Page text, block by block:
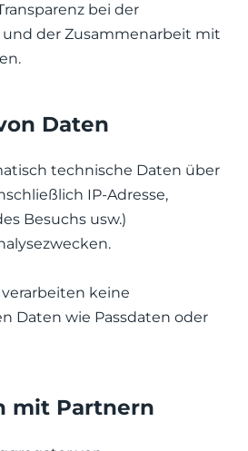
bei der
der Zusammenarbeit mit
Daten
technische Daten über
IP-Adresse,
Besuchs usw.)
keine
Daten wie Passdaten oder
mit Partnern